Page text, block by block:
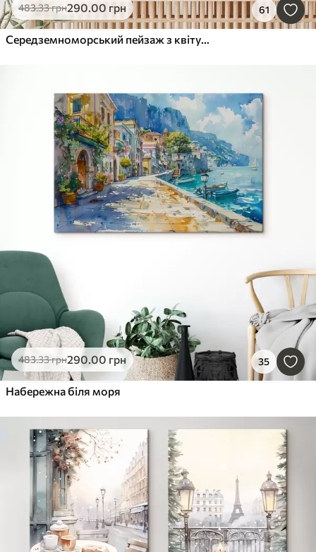
483.33грн290.00 грн 61
Середземноморський пейзаж з квітучою терасою в художньому стилі
483.33грн290.00 грн 35
Набережна біля моря